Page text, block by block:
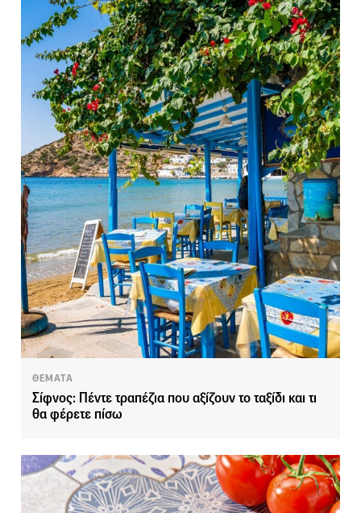
ΘΕΜΑΤΑ
Σίφνος: Πέντε τραπέζια που αξίζουν το ταξίδι και τι
θα φέρετε πίσω